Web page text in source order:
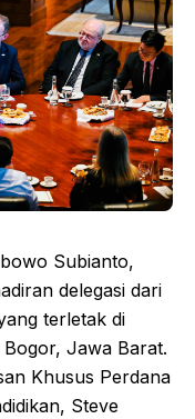
Subianto,
delegasi dari
terletak di
Jawa Barat.
Khusus Perdana
Steve